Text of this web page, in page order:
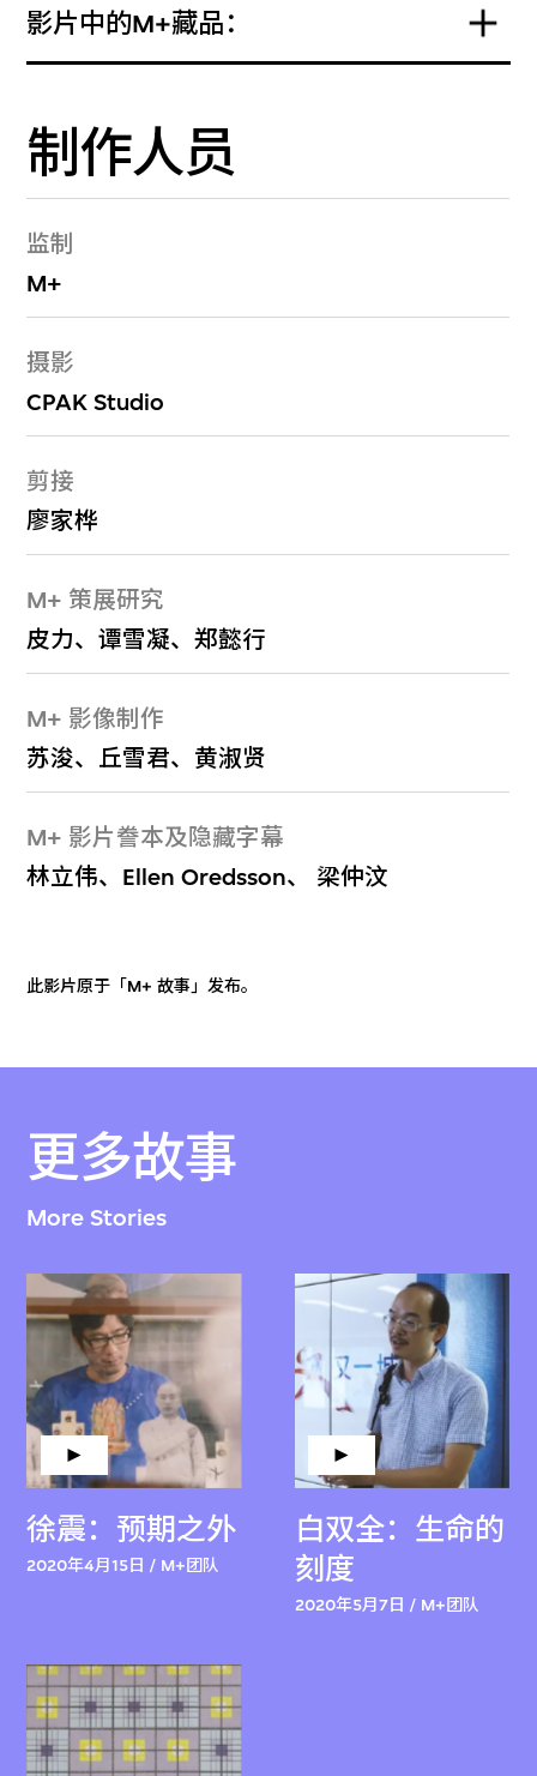
影片中的M+藏品：
制作人员
监制
M+
摄影
CPAK Studio
剪接
廖家桦
M+ 策展研究
皮力、谭雪凝、郑懿行
M+ 影像制作
苏浚、丘雪君、黄淑贤
M+ 影片誊本及隐藏字幕
林立伟、Ellen Oredsson、 梁仲汶
此影片原于「M+ 故事」发布。
更多故事
More Stories
徐震：预期之外
2020年4月15日 / M+团队
白双全：生命的
刻度
2020年5月7日 / M+团队